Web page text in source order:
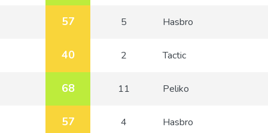
57 5 Hasbro
40 2 Tactic
68 11 Peliko
57 4 Hasbro